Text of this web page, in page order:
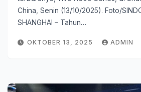
China, Senin (13/10/2025). Foto/
SHANGHAI – Tahun…
OKTOBER 13, 2025 ADMIN